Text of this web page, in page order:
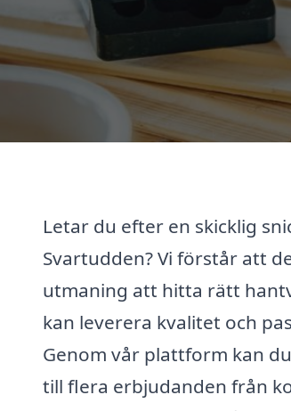
Letar du efter en skicklig
Svartudden? Vi förstår att
utmaning att hitta rätt
kan leverera kvalitet och
Genom vår plattform kan
till flera erbjudanden från